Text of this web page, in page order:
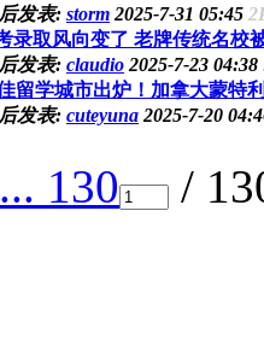
发表: storm 2025-7-31 05:45
录取风向变了 老牌传统名校
发表: claudio 2025-7-23 04:38
留学城市出炉！加拿大蒙特
发表: cuteyuna 2025-7-20
... 130
/